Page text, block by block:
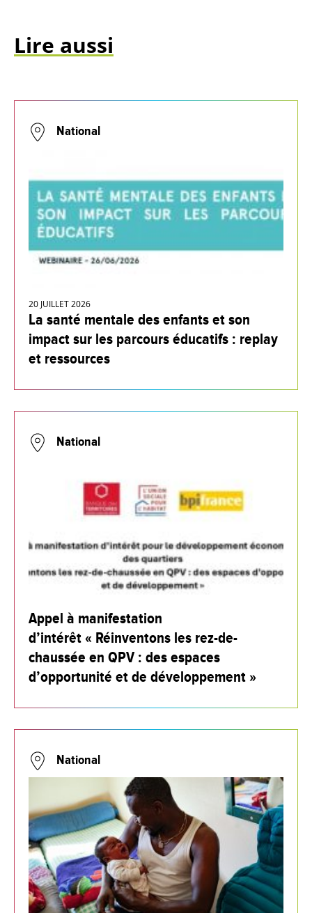
Lire aussi
National
20 JUILLET 2026
La santé mentale des enfants et son
impact sur les parcours éducatifs : replay
et ressources
National
Appel à manifestation
d’intérêt « Réinventons les rez-de-
chaussée en QPV : des espaces
d’opportunité et de développement »
National